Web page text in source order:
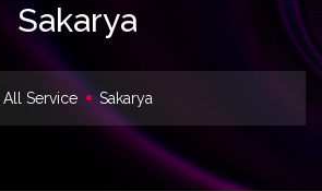
Sakarya
All Service Sakarya